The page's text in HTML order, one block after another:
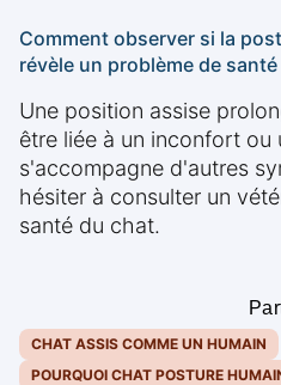
Comment observer si la
révèle un problème de santé
Une position assise
être liée à un inconfort ou
s'accompagne d'autres
hésiter à consulter un
santé du chat.
CHAT ASSIS COMME UN HUMAIN
POURQUOI CHAT POSTURE